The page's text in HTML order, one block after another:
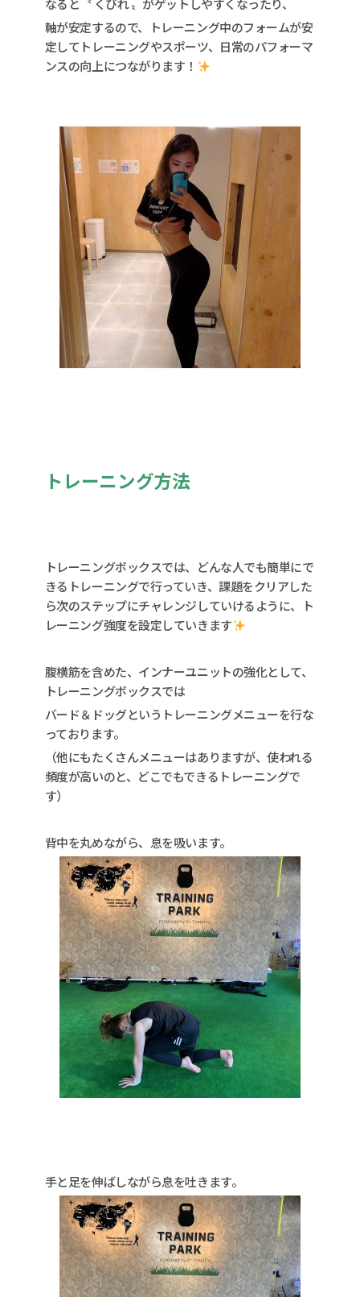
なると〝 くびれ 〟がゲットしやすくなったり、
軸が安定するので、トレーニング中のフォームが安
定してトレーニングやスポーツ、日常のパフォーマ
ンスの向上につながります！
トレーニング方法
トレーニングボックスでは、どんな人でも簡単にで
きるトレーニングで行っていき、課題をクリアした
ら次のステップにチャレンジしていけるように、ト
レーニング強度を設定していきます
腹横筋を含めた、インナーユニットの強化として、
トレーニングボックスでは
バード＆ドッグというトレーニングメニューを行な
っております。
（他にもたくさんメニューはありますが、使われる
頻度が高いのと、どこでもできるトレーニングで
す）
背中を丸めながら、息を吸います。
手と足を伸ばしながら息を吐きます。